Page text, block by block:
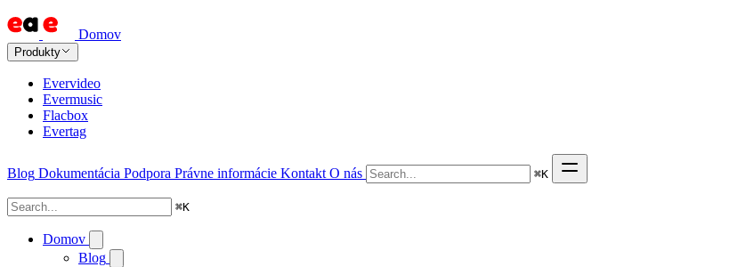
Domov
Produkty
Evervideo
Evermusic
Flacbox
Evertag
Blog Dokumentácia Podpora Právne informácie Kontakt O nás ⌘K
⌘K
Domov
Blog